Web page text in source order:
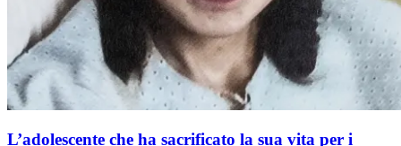
L’adolescente che ha sacrificato la sua vita per i